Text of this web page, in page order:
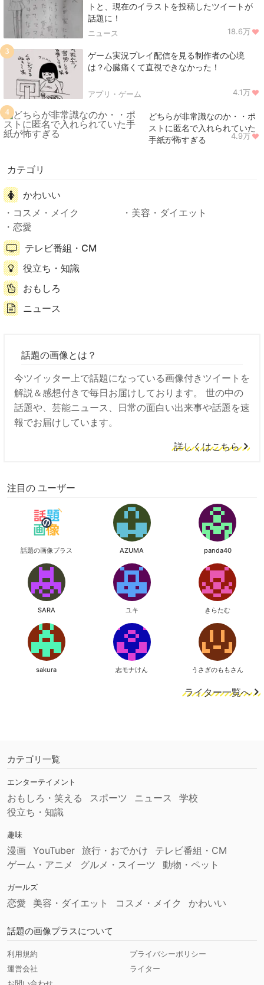
トと、現在のイラストを投稿したツイートが
話題に！
ニュース 18.6万
ゲーム実況プレイ配信を見る制作者の心境
は？心臓痛くて直視できなかった！
アプリ・ゲーム 4.1万
3
どちらが非常識なのか・・ポ
ストに匿名で入れられていた
手紙が怖すぎる
ニュース 4.9万
4
カテゴリ
かわいい
コスメ・メイク
美容・ダイエット
恋愛
テレビ番組・CM
役立ち・知識
おもしろ
ニュース
話題の画像とは？
今ツイッター上で話題になっている画像付きツイートを
解説＆感想付きで毎日お届けしております。 世の中の
話題や、芸能ニュース、日常の面白い出来事や話題を速
報でお届けしています。
詳しくはこちら
注目の ユーザー
話題の画像プラス AZUMA panda40
SARA ユキ きらたむ
sakura 志モナけん うさぎのももさん
ライター一覧へ
カテゴリ一覧
エンターテイメント
おもしろ・笑える スポーツ ニュース
学校
役立ち・知識
趣味
漫画 YouTuber 旅行・おでかけ
テレビ番組・CM
ゲーム・アニメ
グルメ・スイーツ 動物・ペット
ガールズ
恋愛 美容・ダイエット コスメ・メイク かわいい
話題の画像プラスについて
利用規約
プライバシーポリシー
運営会社
ライター
お問い合わせ